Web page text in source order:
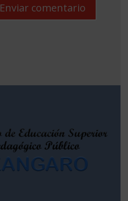
Enviar comentario